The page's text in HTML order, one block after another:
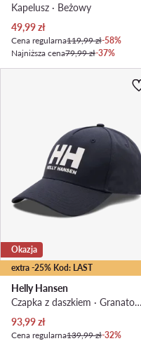
Kapelusz · Beżowy
Aktualna cena
49,99zł
Cena regularna119,99 zł-58%
Najniższa cena79,99 zł-37%
extra -25% Kod: LAST
Okazja
Helly Hansen
Czapka z daszkiem · Granatowy
Aktualna cena
93,99zł
Cena regularna139,99 zł-32%